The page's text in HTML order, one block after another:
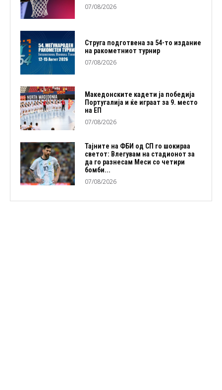
07/08/2026
Струга подготвена за 54-то издание
на ракометниот турнир
07/08/2026
Македонските кадети ја победија
Португалија и ќе играат за 9. место
на ЕП
07/08/2026
Тајните на ФБИ од СП го шокираа
светот: Влегувам на стадионот за
да го разнесам Меси со четири
бомби...
07/08/2026